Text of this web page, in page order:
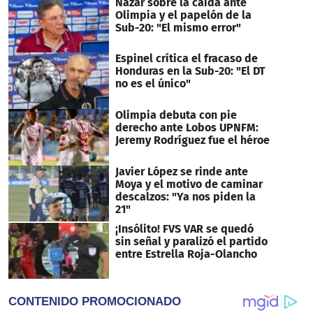
Olimpia y el papelón de la
Sub-20: "El mismo error"
Espinel crítica el fracaso de
Honduras en la Sub-20: "El DT
no es el único"
Olimpia debuta con pie
derecho ante Lobos UPNFM:
Jeremy Rodríguez fue el héroe
Javier López se rinde ante
Moya y el motivo de caminar
descalzos: "Ya nos piden la
21"
¡Insólito! FVS VAR se quedó
sin señal y paralizó el partido
entre Estrella Roja-Olancho